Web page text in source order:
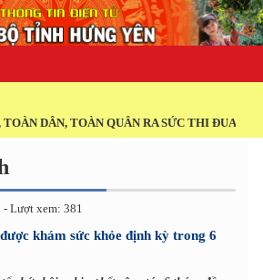
DÂN, TOÀN QUÂN RA SỨC THI ĐUA THỰC
Lượt xem: 381
khám sức khỏe định kỳ trong 6